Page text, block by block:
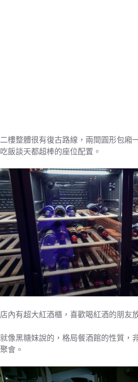
二樓整體很有復古路線，兩間圓形包廂
吃飯談天都超棒的座位配置。
店內有超大紅酒櫃，喜歡喝紅酒的朋友
就像黑糖妹說的，格局餐酒館的性質，
聚會。